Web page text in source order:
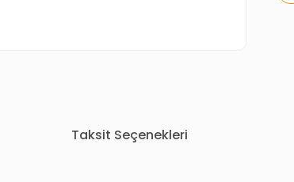
Taksit Seçenekleri